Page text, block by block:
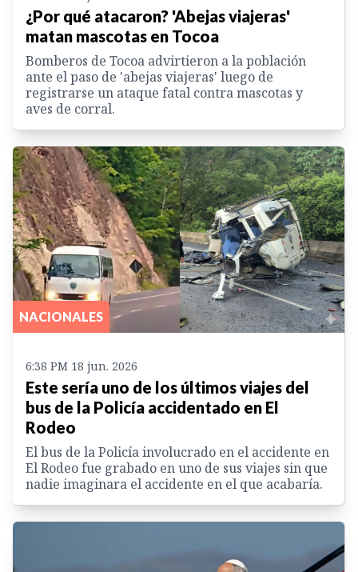
¿Por qué atacaron? 'Abejas viajeras'
matan mascotas en Tocoa
Bomberos de Tocoa advirtieron a la población
ante el paso de 'abejas viajeras' luego de
registrarse un ataque fatal contra mascotas y
aves de corral.
NACIONALES
6:38 PM 18 jun. 2026
Este sería uno de los últimos viajes del
bus de la Policía accidentado en El
Rodeo
El bus de la Policía involucrado en el accidente en
El Rodeo fue grabado en uno de sus viajes sin que
nadie imaginara el accidente en el que acabaría.